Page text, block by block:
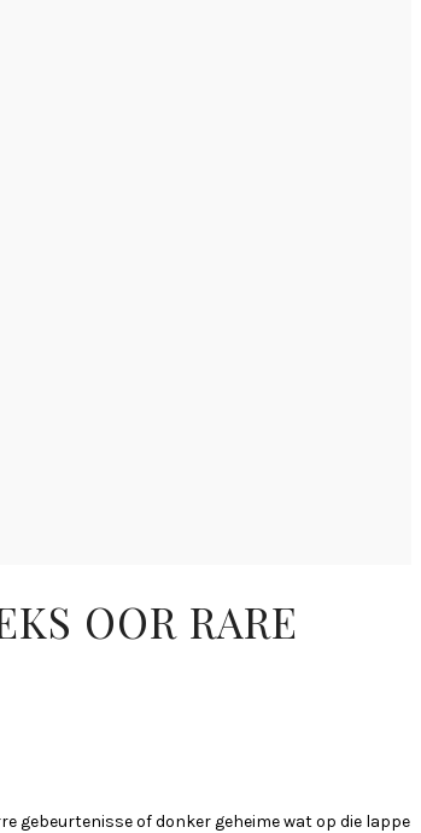
OOR RARE
gebeurtenisse of donker geheime wat op die lappe